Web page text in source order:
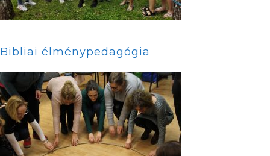
Bibliai élménypedagógia